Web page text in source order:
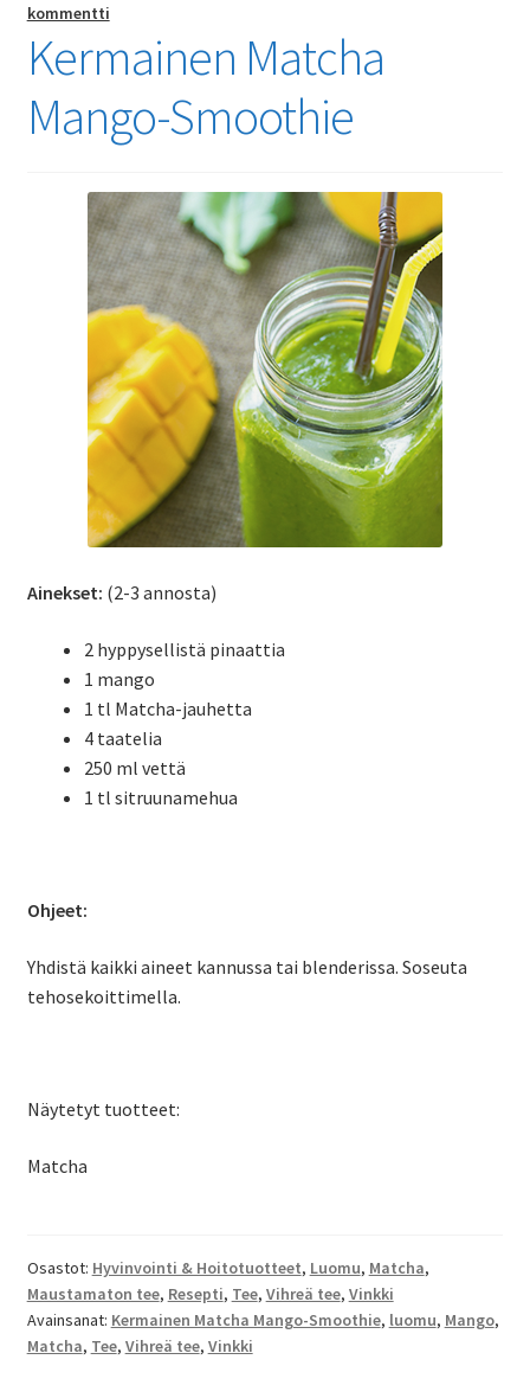
kommentti
Kermainen Matcha
Mango-Smoothie
Ainekset: (2-3 annosta)
2 hyppysellistä pinaattia
1 mango
1 tl Matcha-jauhetta
4 taatelia
250 ml vettä
1 tl sitruunamehua
Ohjeet:
Yhdistä kaikki aineet kannussa tai blenderissa. Soseuta
tehosekoittimella.
Näytetyt tuotteet:
Matcha
Osastot: Hyvinvointi & Hoitotuotteet, Luomu, Matcha,
Maustamaton tee, Resepti, Tee, Vihreä tee, Vinkki
Avainsanat: Kermainen Matcha Mango-Smoothie, luomu, Mango,
Matcha, Tee, Vihreä tee, Vinkki